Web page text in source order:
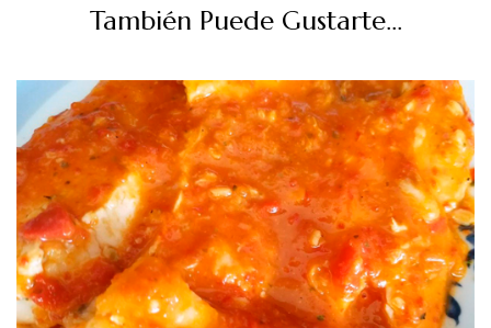
También Puede Gustarte...